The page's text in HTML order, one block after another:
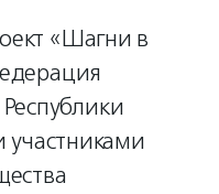
«Шагни в
участниками